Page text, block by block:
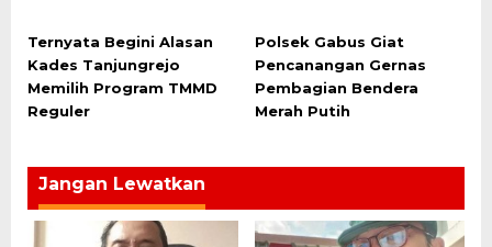
Ternyata Begini Alasan
Kades Tanjungrejo
Memilih Program TMMD
Reguler
Polsek Gabus Giat
Pencanangan Gernas
Pembagian Bendera
Merah Putih
Jangan Lewatkan